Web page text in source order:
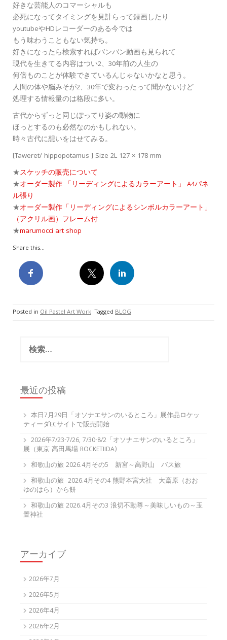
好きな芸能人のコマーシャルも
必死になってタイミングを見計らって録画したり
youtubeやHDレコーダーのある今では
もう味わうこともない気持ち。
好きになったら検索すればバンバン動画も見られて
現代を生きてる内容はつい2、30年前の人生の
何倍ものことが体験できているんじゃないかなと思う。
人間の体や脳みそが2、30年で変わったって聞かないけど
処理する情報量のは格段に多い。
古代からずっと同じぽってり姿の動物に
ほっとするのも必然なのかもしれない。
時々古代に想いをはせてみる。
[Taweret/ hippopotamus ] Size 2L 127 × 178 mm
★スケッチの販売について
★オーダー製作 「リーディングによるカラーアート」 A4パネ
ル張り
★オーダー製作「リーディングによるシンボルカラーアート」
（アクリル画）フレーム付
★marumocci art shop
Share this...
Posted in Oil Pastel Art Work Tagged BLOG
最近の投稿
本日7月29日「オソナエサンのいるところ」展作品ロケッ
ティーダECサイトで販売開始
2026年7/23-7/26, 7/30-8/2「オソナエサンのいるところ」
展（東京 高田馬場 ROCKETIIDA)
和歌山の旅 2026.4月その5 新宮～高野山 バス旅
和歌山の旅 2026.4月その4 熊野本宮大社 大斎原（おお
ゆのはら）から餅
和歌山の旅 2026.4月その3 浪切不動尊～美味しいもの～玉
置神社
アーカイブ
2026年7月
2026年5月
2026年4月
2026年2月